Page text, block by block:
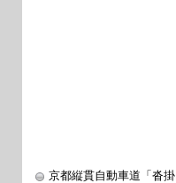
京都縦貫自動車道「沓